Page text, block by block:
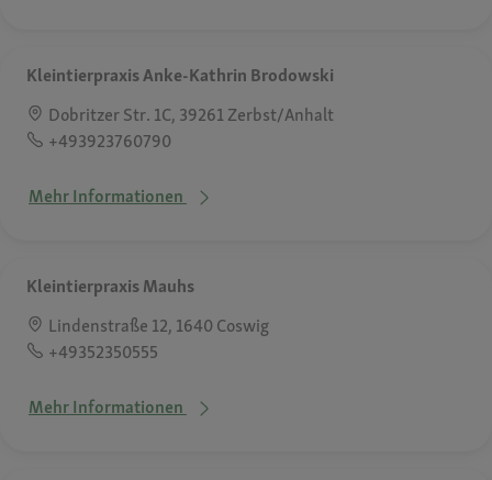
Kleintierpraxis Anke-Kathrin Brodowski
Dobritzer Str. 1C, 39261 Zerbst/Anhalt
+493923760790
Mehr Informationen
Kleintierpraxis Mauhs
Lindenstraße 12, 1640 Coswig
+49352350555
Mehr Informationen